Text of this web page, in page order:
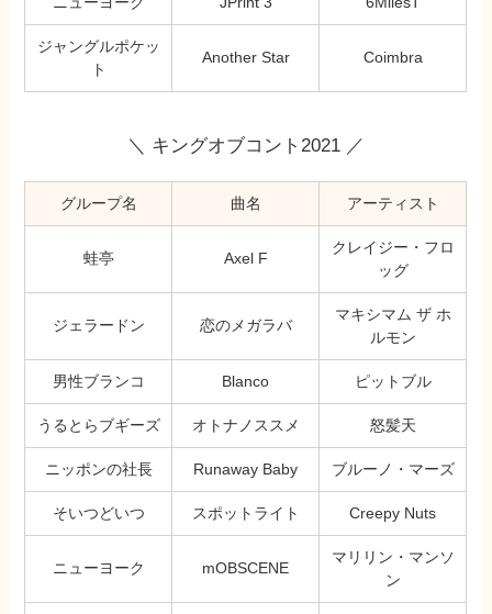
ジャングルポケッ
ト
Another Star Coimbra
＼ キングオブコント2021 ／
グループ名 曲名 アーティスト
蛙亭 Axel F
クレイジー・フロ
ッグ
ジェラードン 恋のメガラバ
マキシマム ザ ホ
ルモン
男性ブランコ Blanco ピットブル
うるとらブギーズ オトナノススメ 怒髪天
ニッポンの社長 Runaway Baby ブルーノ・マーズ
そいつどいつ スポットライト Creepy Nuts
ニューヨーク mOBSCENE
マリリン・マンソ
ン